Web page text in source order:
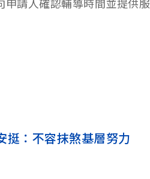
申請人確認輔導時間並提供服
：不容抹煞基層努力